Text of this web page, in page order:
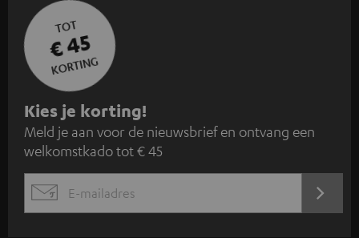
TOT
€ 45
KORTING
A
a
n
m
e
Kies je korting!
Meld je aan voor de nieuwsbrief en ontvang een
welkomstkado tot € 45
EMAIL